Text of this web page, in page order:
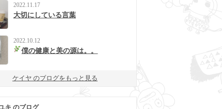
2022.11.17
大切にしている言葉
2022.10.12
僕の健康と美の源は。。
ケイヤ のブログをもっと見る
キ のブログ